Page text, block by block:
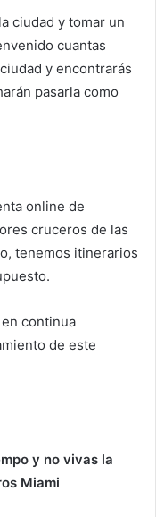
ciudad y tomar un
cuantas
y encontrarás
pasarla como
online de
cruceros de las
tenemos itinerarios
continua
de este
y no vivas la
Miami